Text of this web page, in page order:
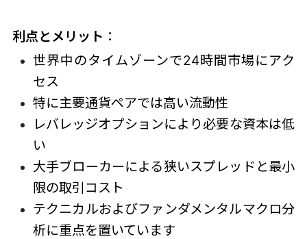
利点とメリット ：
世界中のタイムゾーンで24時間市場にアク
セス
特に主要通貨ペアでは高い流動性
レバレッジオプションにより必要な資本は低
い
大手ブローカーによる狭いスプレッドと最小
限の取引コスト
テクニカルおよびファンダメンタルマクロ分
析に重点を置いています